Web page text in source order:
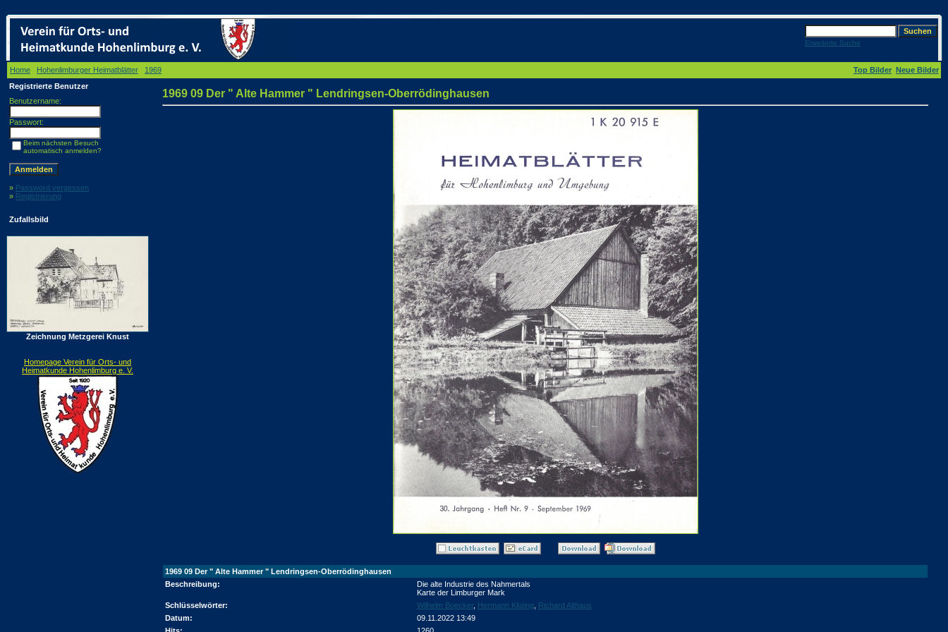
Erweiterte Suche
Home Hohenlimburger Heimatblätter 1969 Top Bilder Neue Bilder
Registrierte Benutzer
Benutzername:
Passwort:
Beim nächsten Besuch
automatisch anmelden?
» Password vergessen
» Registrierung
Zufallsbild
Zeichnung Metzgerei Knust
Homepage Verein für Orts- und
Heimatkunde Hohenlimburg e. V.
1969 09 Der " Alte Hammer " Lendringsen-Oberrödinghausen
1969 09 Der " Alte Hammer " Lendringsen-Oberrödinghausen
Beschreibung:
Die alte Industrie des Nahmertals
Karte der Limburger Mark
Schlüsselwörter:
Wilhelm Boecker Hermann Klüting
Richard Althaus
Datum:
09.11.2022 13:49